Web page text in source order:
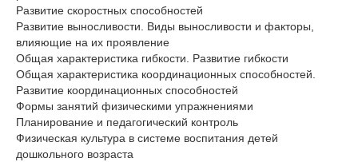
Развитие скоростных способностей
Развитие выносливости. Виды выносливости и факторы,
влияющие на их проявление
Общая характеристика гибкости. Развитие гибкости
Общая характеристика координационных способностей.
Развитие координационных способностей
Формы занятий физическими упражнениями
Планирование и педагогический контроль
Физическая культура в системе воспитания детей
дошкольного возраста